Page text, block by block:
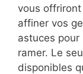
vous offriront
affiner vos
astuces
ramer. Le
disponibles